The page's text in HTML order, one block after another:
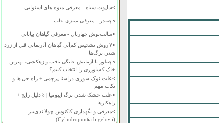
>ساپوت سیاه - معرفی میوه های استوایی
>چغندر - معرفی سبزی جات
>سالت‌بوش چهاربال - معرفی گیاهان بیابانی
>
۷ روش تشخیص کم‌آبی گیاهان آپارتمانی قبل از زرد
شدن برگ‌ها
>چطور با آزمایش خانگی بافت و زهکشی، بهترین
خاک کشاورزی را انتخاب کنیم؟
>علت نوک سوزی دراسنا پرچمی + راه حل ها و
نکات مهم
>
علت خشک شدن برگ ایپومیا | 8 دلیل رایج +
راهکارها
>معرفی و نگهداری کاکتوس چولا تدی‌بیر
(Cylindropuntia bigelovii)